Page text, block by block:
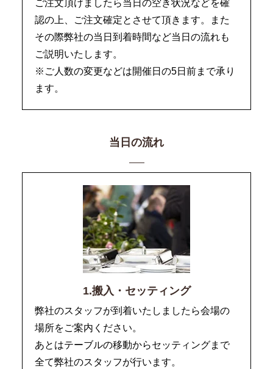
ご注文頂けましたら当日の空き状況などを確
認の上、ご注文確定とさせて頂きます。また
その際弊社の当日到着時間など当日の流れも
ご説明いたします。
※ご人数の変更などは開催日の5日前まで承り
ます。
当日の流れ
1.搬入・セッティング
弊社のスタッフが到着いたしましたら会場の
場所をご案内ください。
あとはテーブルの移動からセッティングまで
全て弊社のスタッフが行います。